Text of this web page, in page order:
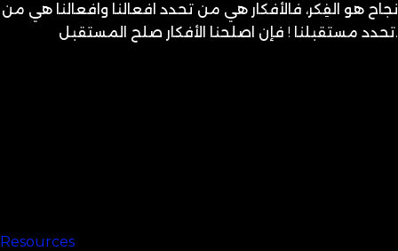
نجاح هو الفِكر، فالأفكار هي من تحدد افعالنا وافعالنا هي من
تحدد مستقبلنا ! فإن اصلحنا الأفكار صلح المستقبل.
Resources